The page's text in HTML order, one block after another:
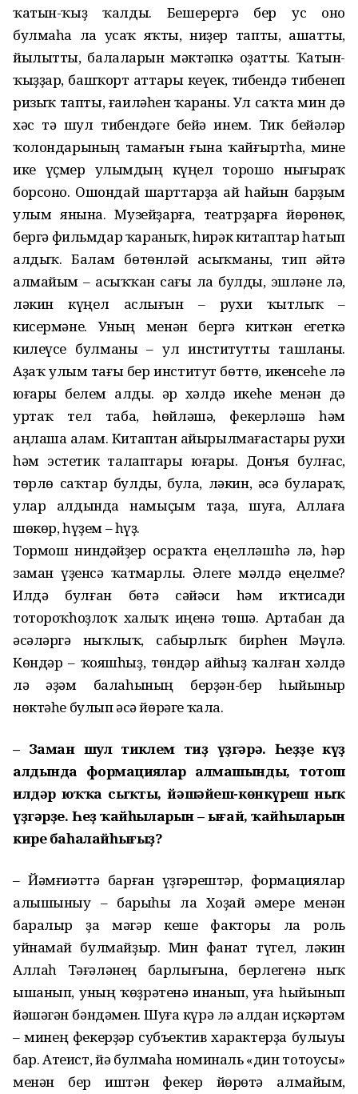
ҡатын-ҡыҙ ҡалды. Бешерергә бер ус оно
булмаһа ла усаҡ яҡты, ниҙер тапты, ашатты,
йылытты, балаларын мәктәпкә оҙатты. Ҡатын-
ҡыҙҙар, башҡорт аттары кеүек, тибендә тибенеп
ризыҡ тапты, ғаиләһен ҡараны. Ул саҡта мин дә
хәс тә шул тибендәге бейә инем. Тик бейәләр
ҡолондарының тамағын ғына ҡайғыртһа, мине
ике үҫмер улымдың күңел торошо нығыраҡ
борсоно. Ошондай шарттарҙа ай һайын барҙым
улым янына. Музейҙарға, театрҙарға йөрөнөк,
бергә фильмдар ҡараныҡ, һирәк китаптар һатып
алдыҡ. Балам бөтөнләй асыҡманы, тип әйтә
алмайым – асыҡҡан сағы ла булды, эшләне лә,
ләкин күңел аслығын – рухи ҡытлыҡ –
кисермәне. Уның менән бергә киткән егеткә
килеүсе булманы – ул институтты ташланы.
Аҙаҡ улым тағы бер институт бөттө, икенсеһе лә
юғары белем алды. Һәр хәлдә икеһе менән дә
уртаҡ тел таба, һөйләшә, фекерләшә һәм
аңлаша алам. Китаптан айырылмағастары рухи
һәм эстетик талаптары юғары. Донъя булғас,
төрлө саҡтар булды, була, ләкин, әсә булараҡ,
улар алдында намыҫым таҙа, шуға, Аллаға
шөкөр, һүҙем – һүҙ.
Тормош ниндәйҙер осраҡта еңелләшһә лә, һәр
заман үҙенсә ҡатмарлы. Әлеге мәлдә еңелме?
Илдә булған бөтә сәйәси һәм иҡтисади
тотороҡһоҙлоҡ халыҡ иңенә төшә. Артабан да
әсәләргә ныҡлыҡ, сабырлыҡ бирһен Мәүлә.
Көндәр – ҡояшһыҙ, төндәр айһыҙ ҡалған хәлдә
лә әҙәм балаһының берҙән-бер һыйыныр
нөктәһе булып әсә йөрәге ҡала.
– Заман шул тиклем тиҙ үҙгәрә. Һеҙҙең күҙ
алдында формациялар алмашынды, тотош
илдәр юҡҡа сыҡты, йәшәйеш-көнкүреш ныҡ
үҙгәрҙе. Һеҙ ҡайһыларын – ыңғай, ҡайһыларын
кире баһалайһығыҙ?
– Йәмғиәттә барған үҙгәрештәр, формациялар
алышыныу – барыһы ла Хоҙай әмере менән
баралыр ҙа мәгәр кеше факторы ла роль
уйнамай булмайҙыр. Мин фанат түгел, ләкин
Аллаһ Тәғәләнең барлығына, берлегенә ныҡ
ышанып, уның ҡөҙрәтенә инанып, уға һыйынып
йәшәгән бәндәмен. Шуға күрә лә алдан иҫкәртәм
– минең фекерҙәр субъектив характерҙа булыуы
бар. Атеист, йә булмаһа номиналь «дин тотоусы»
менән бер иштән фекер йөрөтә алмайым,